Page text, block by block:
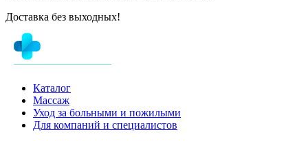
Доставка без выходных!
Каталог
Массаж
Уход за больными и пожилыми
Для компаний и специалистов